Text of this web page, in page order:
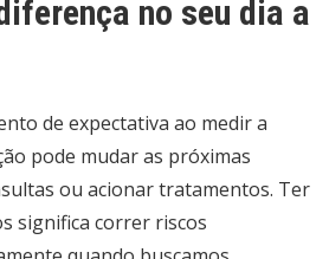
no seu dia a
de expectativa ao medir a
pode mudar as próximas
ou acionar tratamentos. Ter
significa correr riscos